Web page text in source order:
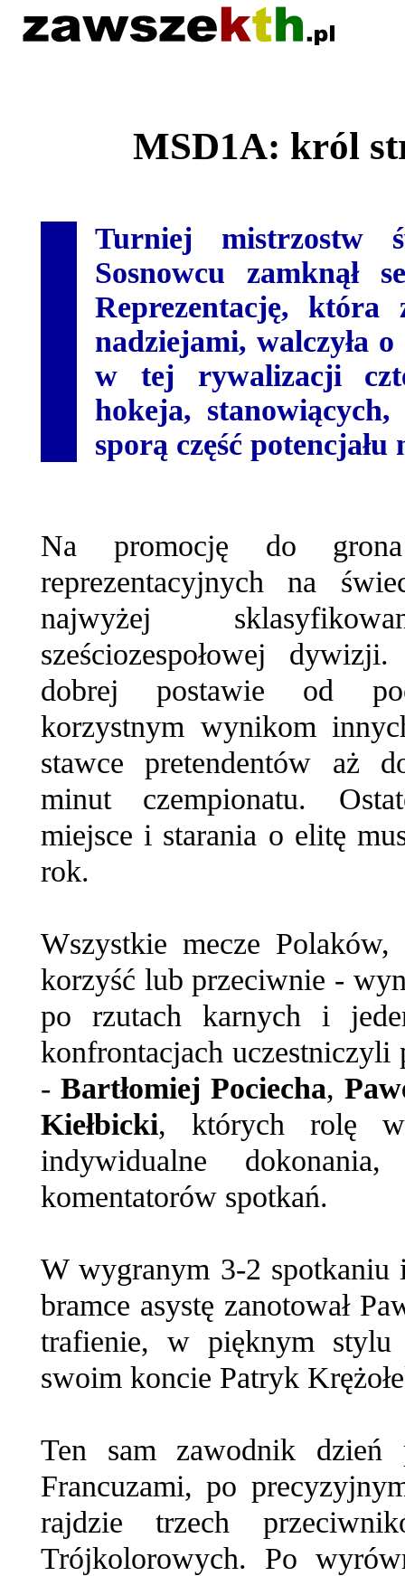
MSD1A: król
Turniej mistrzostw
Sosnowcu zamknął
Reprezentację, która
nadziejami, walczyła
w tej rywalizacji
hokeja, stanowiących,
sporą część
Na promocję do
reprezentacyjnych na
najwyżej
sześciozespołowej
dobrej postawie od
korzystnym wynikom
stawce pretendentów aż
minut czempionatu.
miejsce i starania o elitę
rok.
Wszystkie mecze
korzyść lub przeciwnie -
po rzutach karnych i
konfrontacjach
- Bartłomiej Pociecha,
Kiełbicki, których rolę w
indywidualne
komentatorów spotkań.
W wygranym 3-2 spotkaniu
bramce asystę zanotował
trafienie, w pięknym stylu
swoim koncie Patryk
Ten sam zawodnik
Francuzami, po
rajdzie trzech
Trójkolorowych. Po